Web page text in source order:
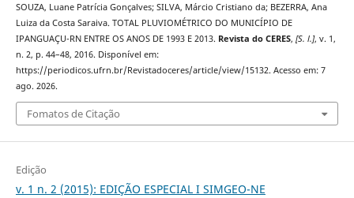
SOUZA, Luane Patrícia Gonçalves; SILVA, Márcio Cristiano da; BEZERRA, Ana
Luiza da Costa Saraiva. TOTAL PLUVIOMÉTRICO DO MUNICÍPIO DE
IPANGUAÇU-RN ENTRE OS ANOS DE 1993 E 2013. Revista do CERES, [S. l.], v. 1,
n. 2, p. 44–48, 2016. Disponível em:
https://periodicos.ufrn.br/Revistadoceres/article/view/15132. Acesso em: 7
ago. 2026.
Fomatos de Citação
Edição
v. 1 n. 2 (2015): EDIÇÃO ESPECIAL I SIMGEO-NE